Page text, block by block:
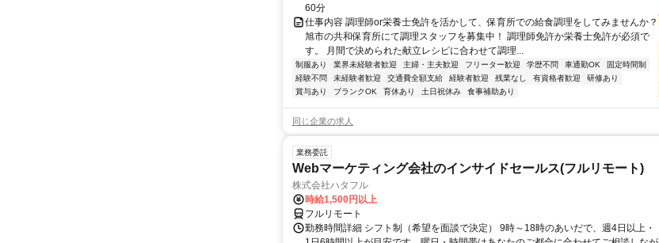
60分
仕事内容 調理師or栄養士免許を活かして、保育所での給食調理をしてみませんか？
旭市の共和保育所にて調理スタッフを募集中！ 調理師免許か栄養士免許が必須で
す。 月間で決められた献立レシピに合わせて調理...
制服あり 業界未経験者歓迎 主婦・主夫歓迎 フリーター歓迎 学歴不問 車通勤OK
固定時間制
経験不問
未経験者歓迎 交通費全額支給 経験者歓迎 残業なし 有資格者歓迎
研修あり
賞与あり
ブランクOK 育休あり 土日祝休み 食事補助あり
同じ企業の求人
業務委託
Webマーケティング会社のインサイドセールス(フルリモート)
株式会社ハタフル
時給1,500円以上
フルリモート
勤務時間詳細 シフト制（希望を面談で決定） 9時～18時のあいだで、週4日以上・